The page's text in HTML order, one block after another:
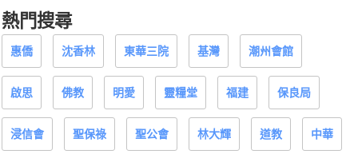
熱門搜尋
惠僑 沈香林 東華三院 基灣 潮州會館
啟思 佛教 明愛 靈糧堂 福建 保良局
浸信會 聖保祿 聖公會 林大輝 道教 中華